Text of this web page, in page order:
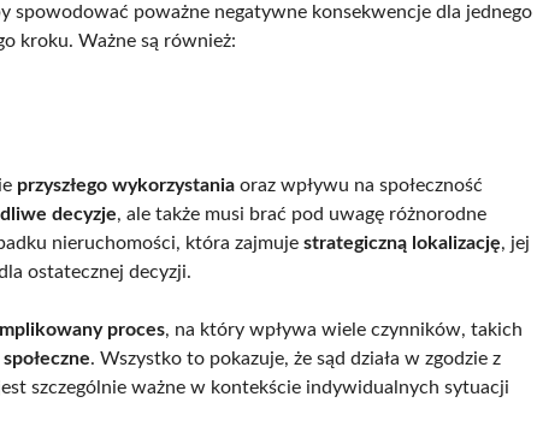
spowodować poważne negatywne konsekwencje dla jednego
kroku. Ważne są również:
przyszłego wykorzystania oraz wpływu na społeczność
decyzje, ale także musi brać pod uwagę różnorodne
nieruchomości, która zajmuje strategiczną lokalizację, jej
ostatecznej decyzji.
proces, na który wpływa wiele czynników, takich
. Wszystko to pokazuje, że sąd działa w zgodzie z
szczególnie ważne w kontekście indywidualnych sytuacji